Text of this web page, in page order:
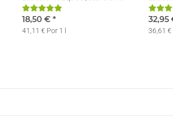
Gotas | 3x150ml
18,50 € *
41,11 € Por 1 l
Gotas |
32,95
36,61 €